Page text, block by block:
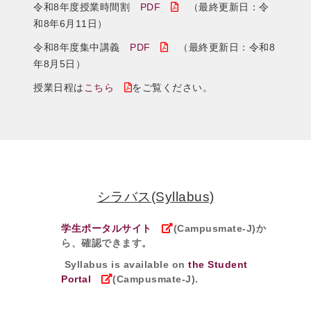
令和8年度授業時間割 PDF
（最終更新日：令
和8年6月11日）
令和8年度集中講義 PDF
（最終更新日：令和8
年8月5日）
授業日程は こちら をご覧ください。
シラバス(Syllabus)
学生ポータルサイト
(Campusmate-J)か
ら、確認できます。
Syllabus is available onthe Student
Portal
(Campusmate-J).